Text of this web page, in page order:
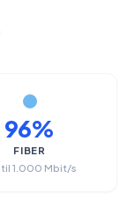
96%
FIBER
til 1.000 Mbit/s